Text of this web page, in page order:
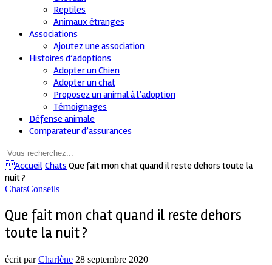
Reptiles
Animaux étranges
Associations
Ajoutez une association
Histoires d’adoptions
Adopter un Chien
Adopter un chat
Proposez un animal à l’adoption
Témoignages
Défense animale
Comparateur d’assurances
Accueil Chats Que fait mon chat quand il reste dehors toute la
nuit ?
ChatsConseils
Que fait mon chat quand il reste dehors
toute la nuit ?
écrit parCharlène 28 septembre 2020